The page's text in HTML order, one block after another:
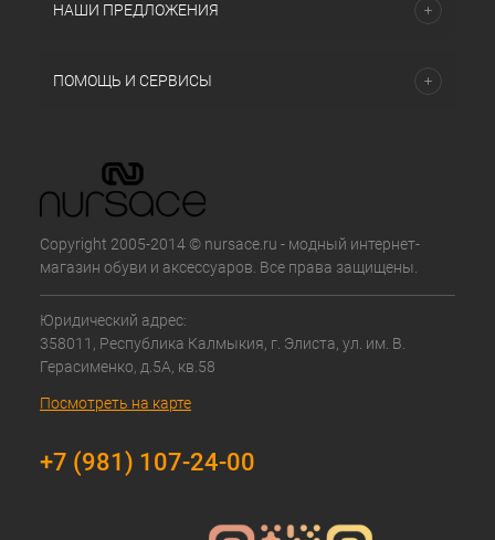
НАШИ ПРЕДЛОЖЕНИЯ
ПОМОЩЬ И СЕРВИСЫ
Copyright 2005-2014 © nursace.ru - модный интернет-
магазин обуви и аксессуаров. Все права защищены.
Юридический адрес:
358011, Республика Калмыкия, г. Элиста, ул. им. В.
Герасименко, д.5А, кв.58
Посмотреть на карте
+7 (981) 107-24-00